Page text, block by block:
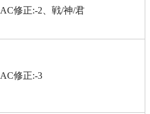
AC修正:-2、戦/神/君
AC修正:-3